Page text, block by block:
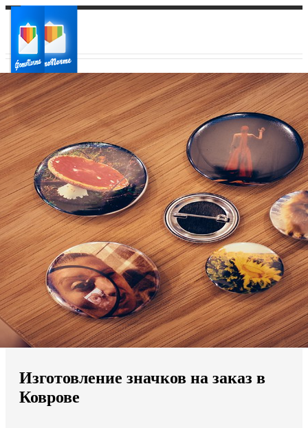
Ваш город:
Ваш регион доставки
Выберите из списка:
Мы доставляем по всему миру
Продолжить без города
Изготовление значков на заказ в
Коврове